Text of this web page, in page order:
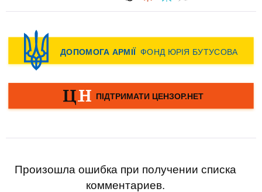
Произошла ошибка при получении списка
комментариев.